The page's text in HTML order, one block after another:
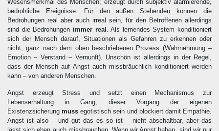
Wesensmerkmal des Menschen; erzeugt durch subjektiv alarmierende,
bedrohliche Ereignisse. Für den außen Stehenden können die
Bedrohungen real aber auch irreal sein, für den Betroffenen allerdings
sind die Bedrohungen immer real . Als lernendes System konditioniert
sich der Mensch darauf, Situationen als Gefahren zu erkennen oder
nicht; ganz nach dem oben beschriebenen Prozess (Wahrnehmung –
Emotion – Verstand – Vernunft). Unschön ist allerdings in der Regel,
dass der Mensch auf Angst auch missbräuchlich konditioniert werden
kann – von anderen Menschen.
Angst erzeugt Stress und setzt einen Mechanismus zur
Lebenserhaltung in Gang, dieser Vorgang der eigenen
Existenzsicherungmuss egotistisch sein und blockiert damit Empathie.
Angst ist also – und gut das es so ist – nicht abschaltbar, aber das